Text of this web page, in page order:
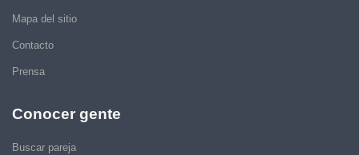
Mapa del sitio
Contacto
Prensa
Conocer gente
Buscar pareja